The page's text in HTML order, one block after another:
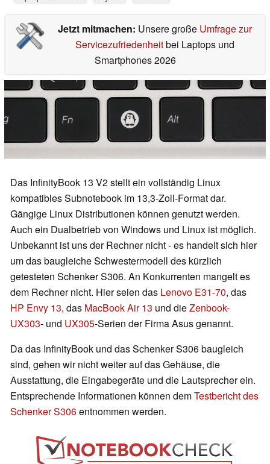
Jetzt mitmachen: Unsere große Umfrage zur
Servicezufriedenheitbei Laptops und
Smartphones 2026
Das InfinityBook 13 V2 stellt ein vollständig Linux
kompatibles Subnotebook im 13,3-Zoll-Format dar.
Gängige Linux Distributionen können genutzt werden.
Auch ein Dualbetrieb von Windows und Linux ist möglich.
Unbekannt ist uns der Rechner nicht - es handelt sich hier
um das baugleiche Schwestermodell des kürzlich
getesteten Schenker S306. An Konkurrenten mangelt es
dem Rechner nicht. Hier seien das Lenovo E31-70, das
HP Envy 13, das MacBook Air 13 und dieZenbook-
UX303- und UX305-Serien der Firma Asus genannt.
Da das InfinityBook und das Schenker S306 baugleich
sind, gehen wir nicht weiter auf das Gehäuse, die
Ausstattung, die Eingabegeräte und die Lautsprecher ein.
Entsprechende Informationen können demTestbericht des
Schenker S306entnommen werden.